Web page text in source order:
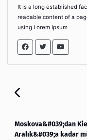
It is a long established
readable content of a
using Lorem Ipsum
Moskova&#039;dan
Aralık&#039;a kadar